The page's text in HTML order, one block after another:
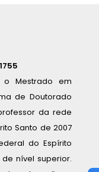
o Mestrado em
de Doutorado
da rede
Santo de 2007
do Espírito
de nível superior.